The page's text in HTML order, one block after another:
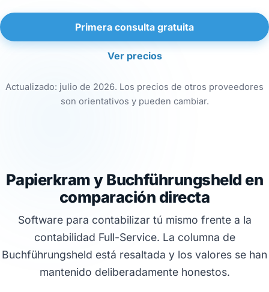
Primera consulta gratuita
Ver precios
Actualizado: julio de 2026. Los precios de otros proveedores
son orientativos y pueden cambiar.
Papierkram y Buchführungsheld en
comparación directa
Software para contabilizar tú mismo frente a la
contabilidad Full-Service. La columna de
Buchführungsheld está resaltada y los valores se han
mantenido deliberadamente honestos.